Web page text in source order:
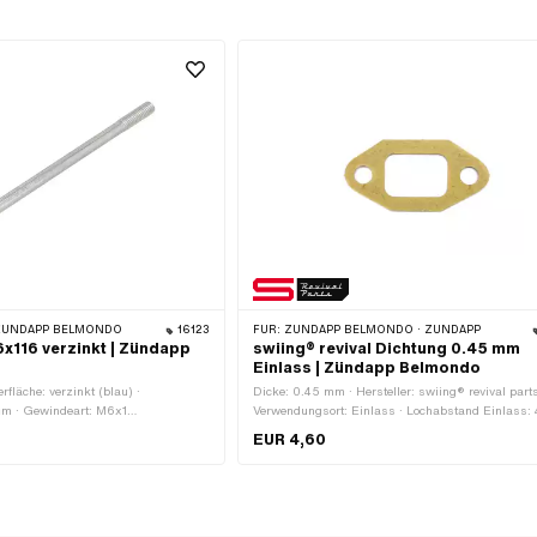
BELMONDO 16123
verzinkt | Zündapp
verzinkt (blau) ·
· Gewindeart: M6x1
FÜR: ZÜNDAPP BELMONDO · ZÜNDAPP
swiing® revival Dichtung 0.45 mm
Einlass | Zündapp Belmondo
Dicke: 0.45 mm · Hersteller: swiing® revival parts
Verwendungsort: Einlass · Lochabstand Einlass:
EUR 4,60